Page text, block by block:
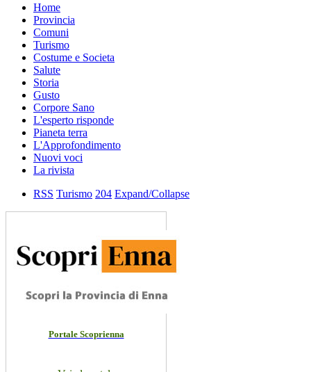
Home
Provincia
Comuni
Turismo
Costume e Societa
Salute
Storia
Gusto
Corpore Sano
L'esperto risponde
Pianeta terra
L'Approfondimento
Nuovi voci
La rivista
RSS Turismo 204 Expand/Collapse
Portale Scoprienna